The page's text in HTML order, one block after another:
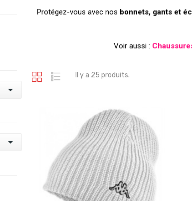


Protégez-vous avec nos bonnets, gants et
Voir aussi :
Il y a 25 produits.